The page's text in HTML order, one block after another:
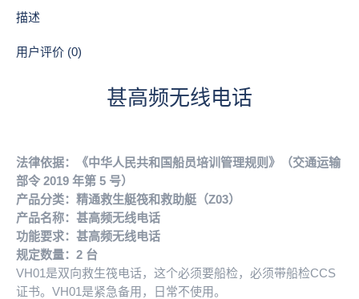
量
描述
用户评价 (0)
甚高频无线电话
法律依据：《中华人民共和国船员培训管理规则》（交通运输
部令 2019 年第 5 号）
产品分类：精通救生艇筏和救助艇（Z03）
产品名称：甚高频无线电话
功能要求：甚高频无线电话
规定数量：2 台
VH01是双向救生筏电话，这个必须要船检，必须带船检CCS
证书。VH01是紧急备用，日常不使用。